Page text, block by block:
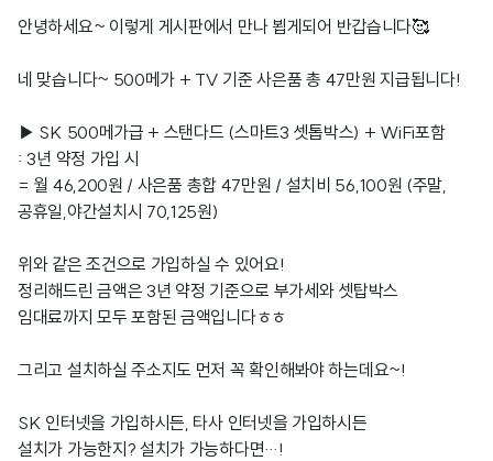
안녕하세요~ 이렇게 게시판에서 만나 뵙게되어 반갑습니다🥰
네 맞습니다~ 500메가 + TV 기준 사은품 총 47만원 지급됩니다!
▶ SK 500메가급 + 스탠다드 (스마트3 셋톱박스) + WiFi포함
: 3년 약정 가입 시
= 월 46,200원 / 사은품 총합 47만원 / 설치비 56,100원 (주말,
공휴일,야간설치시 70,125원)
위와 같은 조건으로 가입하실 수 있어요!
정리해드린 금액은 3년 약정 기준으로 부가세와 셋탑박스
임대료까지 모두 포함된 금액입니다ㅎㅎ
그리고 설치하실 주소지도 먼저 꼭 확인해봐야 하는데요~!
SK 인터넷을 가입하시든, 타사 인터넷을 가입하시든
설치가 가능한지? 설치가 가능하다면…!